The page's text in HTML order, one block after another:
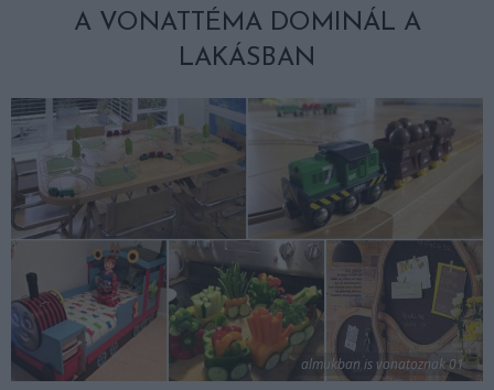
A VONATTÉMA DOMINÁL A
LAKÁSBAN
almukban is vonatoznak 01